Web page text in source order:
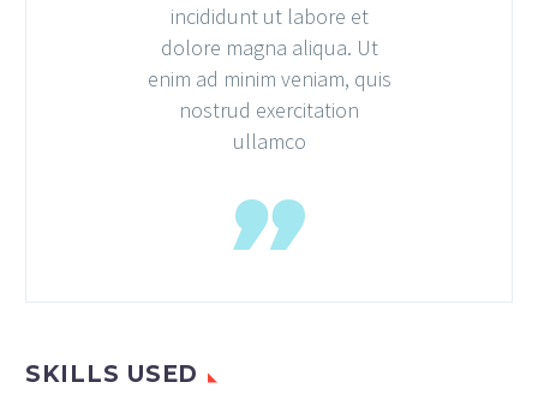
incididunt ut labore et
dolore magna aliqua. Ut
enim ad minim veniam, quis
nostrud exercitation
ullamco
SKILLS USED